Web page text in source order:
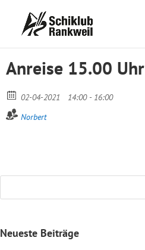
Anreise 15.00 Uhr
02-04-2021
14:00 - 16:00
Norbert
Neueste Beiträge